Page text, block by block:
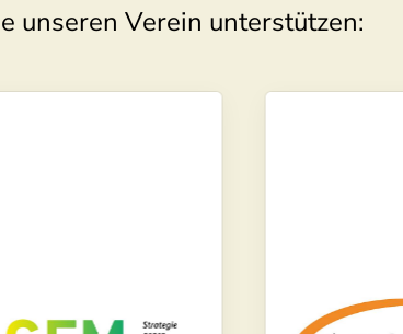
unseren Verein unterstützen: